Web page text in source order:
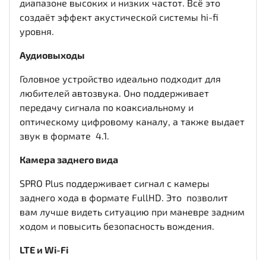
диапазоне высоких и низких частот. Всё это
создаёт эффект акустической системы hi-fi
уровня.
Аудиовыходы
Головное устройство идеально подходит для
любителей автозвука. Оно поддерживает
передачу сигнала по коаксиальному и
оптическому цифровому каналу, а также выдает
звук в формате 4.1.
Камера заднего вида
SPRO Plus поддерживает сигнал с камеры
заднего хода в формате FullHD. Это позволит
вам лучше видеть ситуацию при маневре задним
ходом и повысить безопасность вождения.
LTE и Wi-Fi